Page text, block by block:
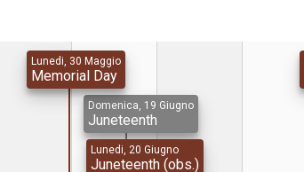
Lunedi, 30 Maggio
Memorial Day
Domenica, 19 Giugno
Juneteenth
Lunedi, 20 Giugno
Juneteenth (obs.)